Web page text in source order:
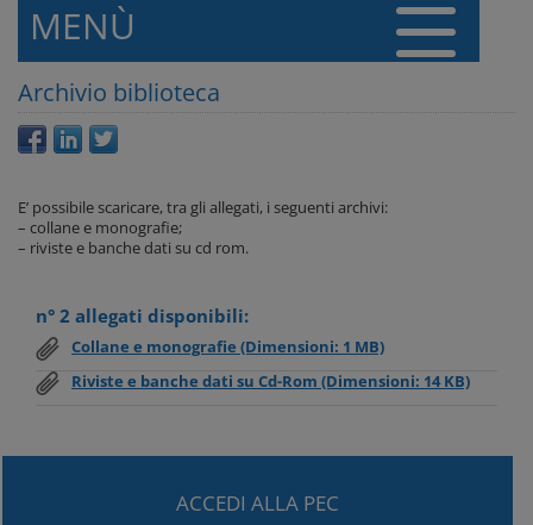
MENÙ
Archivio biblioteca
E’ possibile scaricare, tra gli allegati, i seguenti archivi:
– collane e monografie;
– riviste e banche dati su cd rom.
n° 2 allegati disponibili:
Collane e monografie (Dimensioni: 1 MB)
Riviste e banche dati su Cd-Rom (Dimensioni: 14 KB)
ACCEDI ALLA PEC